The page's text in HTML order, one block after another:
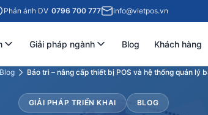
Phản ánh DV 0796 700 777 info@vietpos.vn
Giải pháp ngành Blog Khách hàng
Blog Bảo trì – nâng cấp thiết bị POS và hệ thống quản lý
GIẢI PHÁP TRIỂN KHAI BLOG